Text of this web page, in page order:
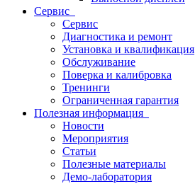
Сервис
Сервис
Диагностика и ремонт
Установка и квалификация
Обслуживание
Поверка и калибровка
Тренинги
Ограниченная гарантия
Полезная информация
Новости
Мероприятия
Статьи
Полезные материалы
Демо-лаборатория